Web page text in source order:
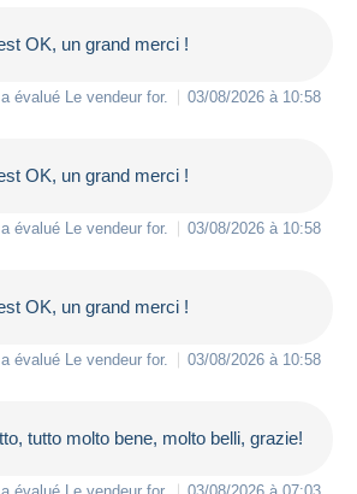
OK, un grand merci !
a évalué Le vendeur for. 03/08/2026 à 10:58
OK, un grand merci !
a évalué Le vendeur for. 03/08/2026 à 10:58
OK, un grand merci !
a évalué Le vendeur for. 03/08/2026 à 10:58
tutto molto bene, molto belli, grazie!